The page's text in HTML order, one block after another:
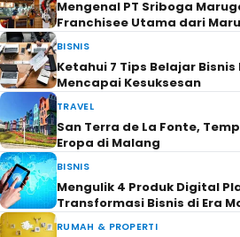
Mengenal PT Sriboga
Franchisee Utama dari
BISNIS
Ketahui 7 Tips Belajar
Mencapai Kesuksesan
TRAVEL
San Terra de La Fonte,
Eropa di Malang
BISNIS
Mengulik 4 Produk Digital
Transformasi Bisnis di Era
RUMAH & PROPERTI